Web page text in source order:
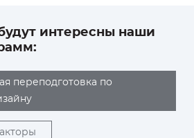
интересны наши
переподготовка по